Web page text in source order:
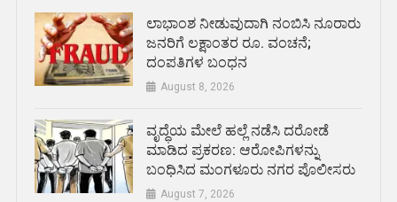
ಲಾಭಾಂಶ ನೀಡುವುದಾಗಿ ನಂಬಿಸಿ ನೂರಾರು
ಜನರಿಗೆ ಲಕ್ಷಾಂತರ ರೂ. ವಂಚನೆ;
ದಂಪತಿಗಳ ಬಂಧನ
August 8, 2026
ವೃದ್ಧೆಯ ಮೇಲೆ ಹಲ್ಲೆ ನಡೆಸಿ ದರೋಡೆ
ಮಾಡಿದ ಪ್ರಕರಣ: ಆರೋಪಿಗಳನ್ನು
ಬಂಧಿಸಿದ ಮಂಗಳೂರು ನಗರ ಪೊಲೀಸರು
August 7, 2026